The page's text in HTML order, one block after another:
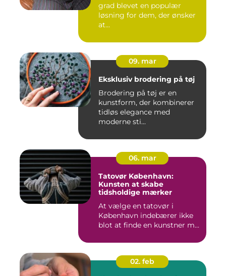
grad blevet en populær
løsning for dem, der ønsker
at...
09. mar
Eksklusiv brodering på tøj
Brodering på tøj er en
kunstform, der kombinerer
tidløs elegance med
moderne sti...
06. mar
Tatovør København:
Kunsten at skabe
tidsholdige mærker
At vælge en tatovør i
København indebærer ikke
blot at finde en kunstner m...
02. feb